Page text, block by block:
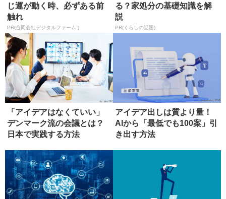
じ運が動く時、必ずある前
触れ
PR(合同会社デジタルファーム )
る？家処分の基礎知識を解
説
PR(くらしの話題)
「アイデアはなくていい」
デンマーク流の会議とは？
日本で実践する方法
アイデア出しは質より量！
AIから「最低でも100案」引
き出す方法